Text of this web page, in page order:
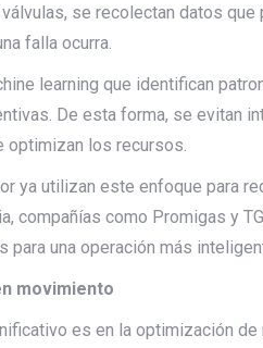
se recolectan datos que
falla ocurra.
learning que identifican
De esta forma, se evitan
los recursos.
ya utilizan este enfoque para
compañías como Promigas y
una operación más
movimiento
es en la optimización